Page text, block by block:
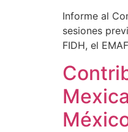
Informe al
sesiones
FIDH, el